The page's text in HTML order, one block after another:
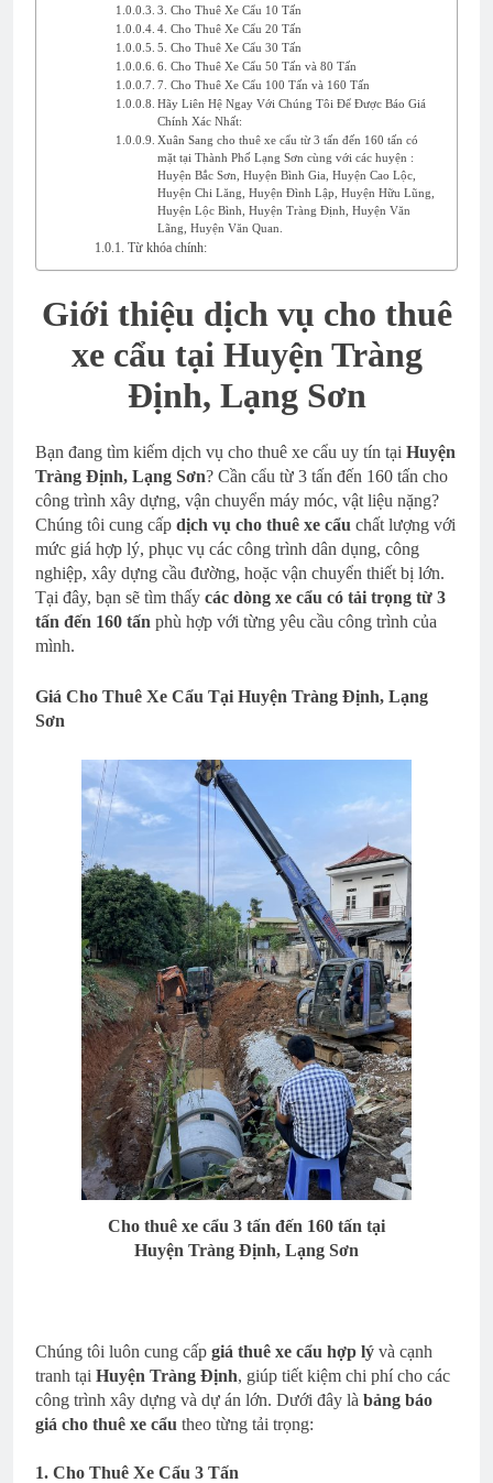
3. Cho Thuê Xe Cẩu 10 Tấn
4. Cho Thuê Xe Cẩu 20 Tấn
5. Cho Thuê Xe Cẩu 30 Tấn
6. Cho Thuê Xe Cẩu 50 Tấn và 80 Tấn
7. Cho Thuê Xe Cẩu 100 Tấn và 160 Tấn
Hãy Liên Hệ Ngay Với Chúng Tôi Để Được Báo Giá
Chính Xác Nhất:
Xuân Sang cho thuê xe cẩu từ 3 tấn đến 160 tấn có
mặt tại Thành Phố Lạng Sơn cùng với các huyện :
Huyện Bắc Sơn, Huyện Bình Gia, Huyện Cao Lộc,
Huyện Chi Lăng, Huyện Đình Lập, Huyện Hữu Lũng,
Huyện Lộc Bình, Huyện Tràng Định, Huyện Văn
Lãng, Huyện Văn Quan.
Từ khóa chính:
Giới thiệu dịch vụ cho thuê
xe cẩu tại Huyện Tràng
Định, Lạng Sơn
Bạn đang tìm kiếm dịch vụ cho thuê xe cẩu uy tín tại Huyện
Tràng Định, Lạng Sơn? Cần cẩu từ 3 tấn đến 160 tấn cho
công trình xây dựng, vận chuyển máy móc, vật liệu nặng?
Chúng tôi cung cấp dịch vụ cho thuê xe cẩu chất lượng với
mức giá hợp lý, phục vụ các công trình dân dụng, công
nghiệp, xây dựng cầu đường, hoặc vận chuyển thiết bị lớn.
Tại đây, bạn sẽ tìm thấy các dòng xe cẩu có tải trọng từ 3
tấn đến 160 tấn phù hợp với từng yêu cầu công trình của
mình.
Giá Cho Thuê Xe Cẩu Tại Huyện Tràng Định, Lạng
Sơn
Cho thuê xe cẩu 3 tấn đến 160 tấn tại
Huyện Tràng Định, Lạng Sơn
Chúng tôi luôn cung cấp giá thuê xe cẩu hợp lý và cạnh
tranh tại Huyện Tràng Định, giúp tiết kiệm chi phí cho các
công trình xây dựng và dự án lớn. Dưới đây là bảng báo
giá cho thuê xe cẩu theo từng tải trọng:
1. Cho Thuê Xe Cẩu 3 Tấn